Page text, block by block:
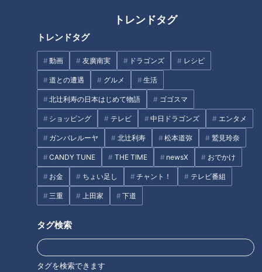
トレンドタグ
トレンドタグ
動画 友廣南実 ドラゴンズ レシピ
道との遭遇 グルメ 生活
北辻利寿の日本はじめて物語 ゴゴスマ
ショッピング テレビ 中日ドラゴンズ エンタメ
ガンバレルーヤ 北辻利寿 松本道弥 鷲見玲奈
CANDY TUNE THE TIME newsX おでかけ
お金 ちょい足し チャント！ テレビ番組
三重 上田家 下道
タグ検索
タグを検索できます
「あったらいいな」が全部詰ま
った親子カフェ！充実したキッ
ズスペースとメニューでママの
憩いの場に
新米シーズン到来!達人激推し!
ごはんが進むお取り寄せができ
る東海地方の激ウマ“ごはんのお
供”
グルメ おでかけ うなずキング 三重
花咲かタイムズ
オススメ関連コンテンツ